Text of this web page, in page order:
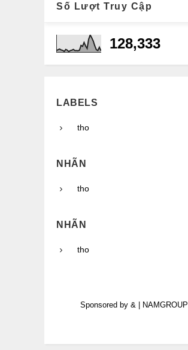
Số Lượt Truy Cập
128,333
LABELS
tho
NHÃN
tho
NHÃN
tho
Sponsored by & NAMGROUP